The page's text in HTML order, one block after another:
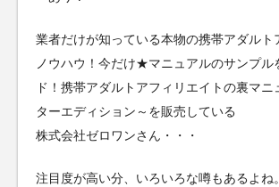
業者だけが知っている本物の携帯アダルト
ノウハウ！今だけ★マニュアルのサンプル
ド！携帯アダルトアフィリエイトの裏マニ
ターエディション～を販売している
株式会社ゼロワンさん・・・
注目度が高い分、いろいろな噂もあるよね。